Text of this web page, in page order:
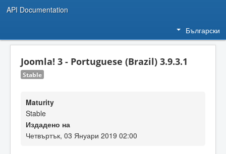
API Documentation
Български
Joomla! 3 - Portuguese (Brazil) 3.9.3.1
Stable
Maturity
Stable
Издадено на
Четвъртък, 03 Януари 2019 02:00